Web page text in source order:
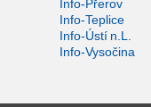
Info-Přerov
Info-Teplice
Info-Ústí n.L.
Info-Vysočina